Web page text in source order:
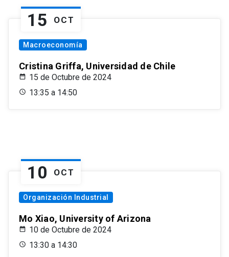
15 OCT
Macroeconomía
Cristina Griffa, Universidad de Chile
15 de Octubre de 2024
13:35 a 14:50
10 OCT
Organización Industrial
Mo Xiao, University of Arizona
10 de Octubre de 2024
13:30 a 14:30